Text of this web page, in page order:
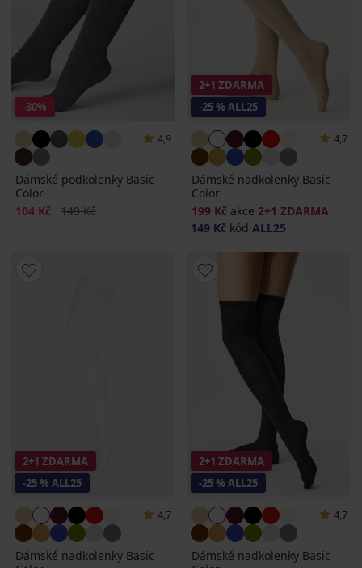
-30%
4,9
Dámské podkolenky Basic
Color
Sleva
104 Kč Původní cena
149 Kč
2+1 ZDARMA
-25 % ALL25
4,7
Dámské nadkolenky Basic
Color
199 Kč akce 2+1 ZDARMA
149 Kč kód ALL25
2+1 ZDARMA
-25 % ALL25
4,7
Dámské nadkolenky Basic
2+1 ZDARMA
-25 % ALL25
4,7
Dámské nadkolenky Basic